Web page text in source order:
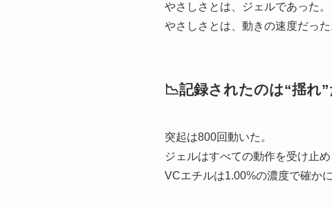
やさしさとは、ジェルであった。
やさしさとは、動きの速度だった
📉記録されたのは“揺れ
突起は800回動いた。
ジェルはすべての動作を受け止め
VCエチルは1.00%の濃度で確か